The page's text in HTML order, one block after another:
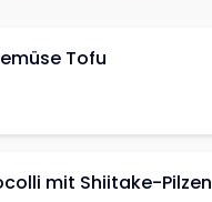
Tofu
mit Shiitake-Pilzen